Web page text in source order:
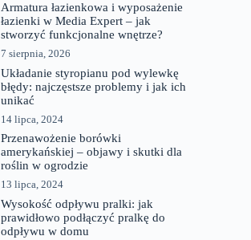
Armatura łazienkowa i wyposażenie
łazienki w Media Expert – jak
stworzyć funkcjonalne wnętrze?
7 sierpnia, 2026
Układanie styropianu pod wylewkę
błędy: najczęstsze problemy i jak ich
unikać
14 lipca, 2024
Przenawożenie borówki
amerykańskiej – objawy i skutki dla
roślin w ogrodzie
13 lipca, 2024
Wysokość odpływu pralki: jak
prawidłowo podłączyć pralkę do
odpływu w domu